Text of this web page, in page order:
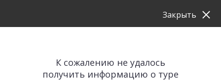
К сожалению не удалось
получить информацию о туре
Закрыть